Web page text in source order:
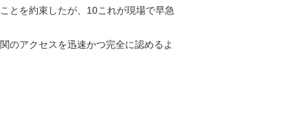
とを約束したが、10これが現場で早急
のアクセスを迅速かつ完全に認めるよ